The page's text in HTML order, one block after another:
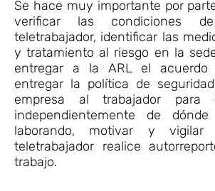
Se hace muy importante por
verificar las condiciones
teletrabajador, identificar las
y tratamiento al riesgo en la
entregar a la ARL el acuerdo
entregar la política de
empresa al trabajador para
independientemente de
laborando, motivar y
teletrabajador realice
trabajo.